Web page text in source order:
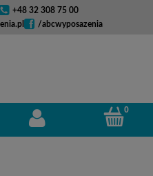
+48 32 308 75 00
/abcwyposazenia